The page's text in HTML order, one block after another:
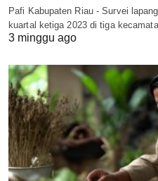
Pafi Kabupaten Riau - Survei
kuartal ketiga 2023 di tiga
3 minggu ago